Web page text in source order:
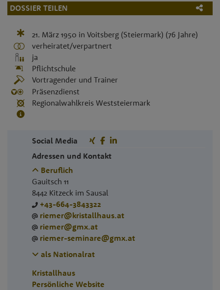
DOSSIER TEILEN
21. März 1950 in Voitsberg (Steiermark) (76 Jahre)
verheiratet/verpartnert
ja
Pflichtschule
Vortragender und Trainer
Präsenzdienst
Regionalwahlkreis Weststeiermark
Social Media
Adressen und Kontakt
Beruflich
Gauitsch 11
8442 Kitzeck im Sausal
+43-664-3843322
riemer@kristallhaus.at
riemer@gmx.at
riemer-seminare@gmx.at
als Nationalrat
Kristallhaus
Persönliche Website